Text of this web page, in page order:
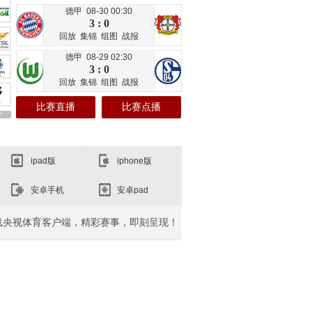
德甲 08-30 00:30
3 : 0
回放 集锦 组图 战报
德甲 08-29 02:30
3 : 0
回放 集锦 组图 战报
比赛直播 比赛点播
ipad版 iphone版
安卓手机 安卓pad
央视体育客户端，精彩赛事，即刻呈现！